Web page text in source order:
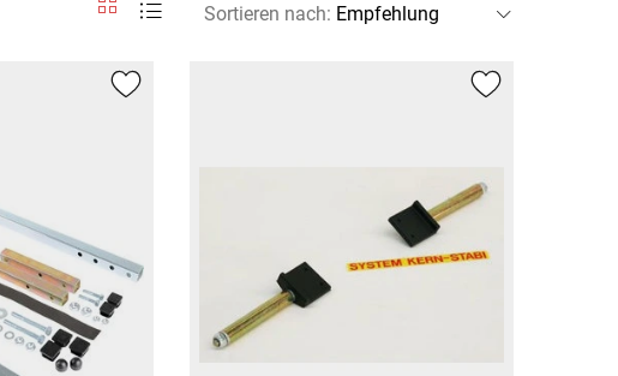
Sortieren nach: